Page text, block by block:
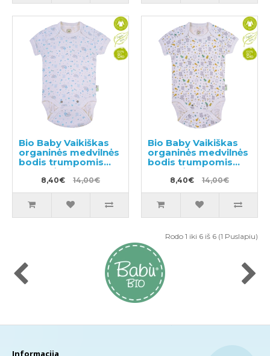
Bio Baby Vaikiškas
organinės medvilnės
bodis trumpomis
rankovėmis
8,40€ 14,00€
Bio Baby Vaikiškas
organinės medvilnės
bodis trumpomis
rankovėmis
8,40€ 14,00€
Rodo 1 iki 6 iš 6 (1 Puslapiu)
Informacija